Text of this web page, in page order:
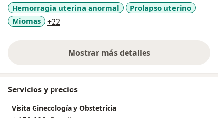
Hemorragia uterina anormal
Prolapso uterino
Miomas
+22
Mostrar más detalles
sobre la experiencia
Servicios y precios
Visita Ginecología y Obstetrícia